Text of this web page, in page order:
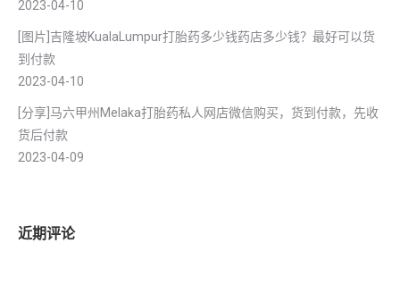
2023-04-10
[图片]吉隆坡KualaLumpur打胎药多少钱药店多少钱？最好可以货
到付款
2023-04-10
[分享]马六甲州Melaka打胎药私人网店微信购买，货到付款，先收
货后付款
2023-04-09
近期评论